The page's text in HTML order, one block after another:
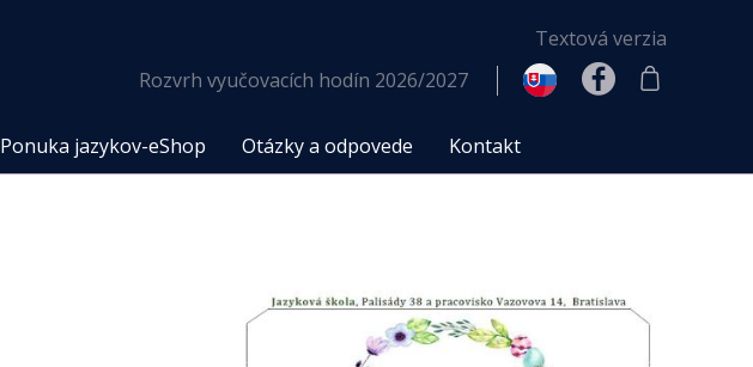
Textová verzia
Rozvrh vyučovacích hodín 2026/2027
Ponuka jazykov-eShop Otázky a odpovede Kontakt